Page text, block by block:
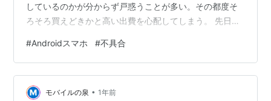
しているのかが分からず戸惑うことが多い。その都度そ
ろそろ買えどきかと高い出費を心配してしまう。 先日の
アプリ側に不具合があったようで安堵した。こんなこと
はどなたにでもあるとは思いますが、今日は最近気にな
って原因がわからない事象を書いてみます。もし読者の
皆さまの中で何かご存知の方がいらしたら教えてくださ
#Androidスマホ #不具合
モバイルの泉 • 1年前